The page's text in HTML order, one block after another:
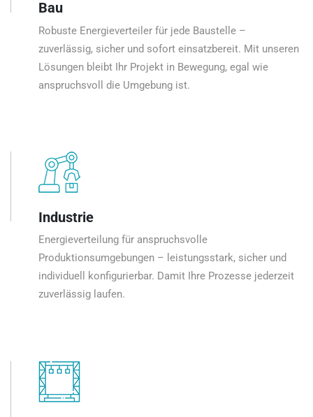
Bau
Robuste Energieverteiler für jede Baustelle –
zuverlässig, sicher und sofort einsatzbereit. Mit unseren
Lösungen bleibt Ihr Projekt in Bewegung, egal wie
anspruchsvoll die Umgebung ist.
Industrie
Energieverteilung für anspruchsvolle
Produktionsumgebungen – leistungsstark, sicher und
individuell konfigurierbar. Damit Ihre Prozesse jederzeit
zuverlässig laufen.